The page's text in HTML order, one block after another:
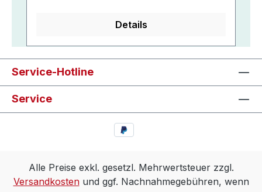
Details
Service-Hotline
Service
Alle Preise exkl. gesetzl. Mehrwertsteuer zzgl.
Versandkostenund ggf. Nachnahmegebühren, wenn